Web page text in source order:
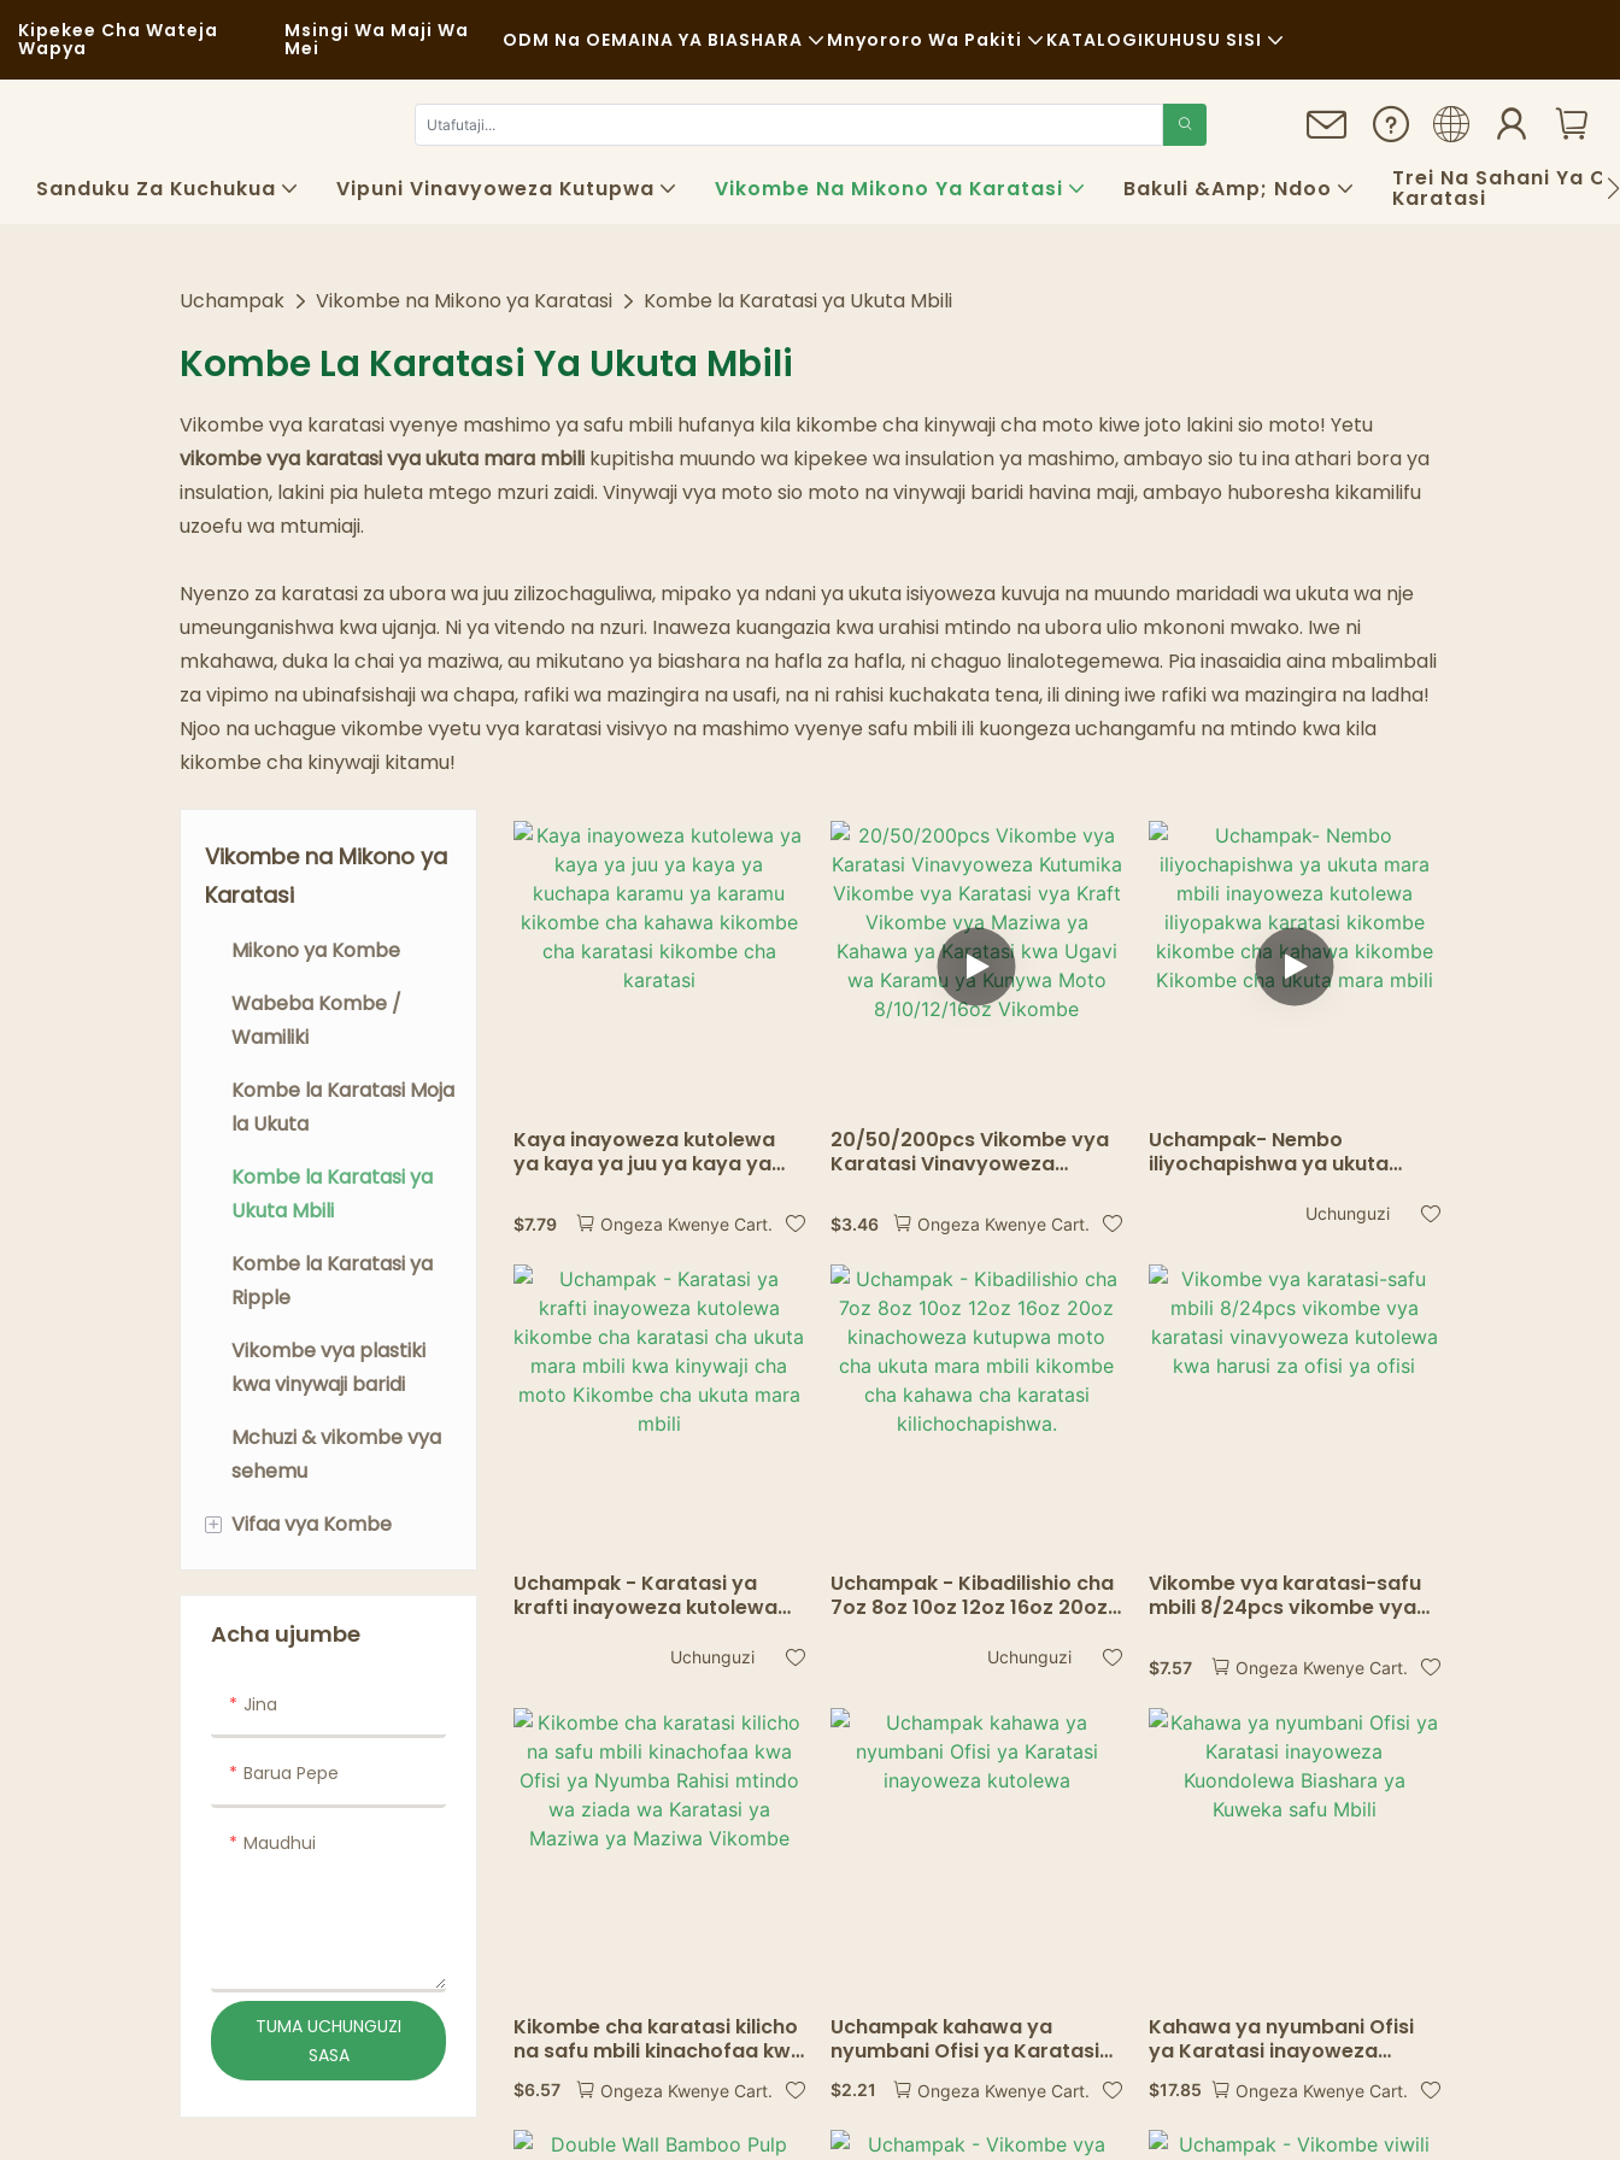
Kipekee Cha Wateja
Wapya
Msingi Wa Maji Wa
Mei ODM Na OEMAINA YA BIASHARA
Chakula Cha Haraka
Malori Ya Chakula
Duka La Mikate
Kijiko Chenye Mafuta
Mnyororo Wa Pakiti
Malighafi
KATALOGIKUHUSU SISI
Habari
Sanduku Za Kuchukua Vipuni Vinavyoweza Kutupwa Vikombe Na Mikono Ya Karatasi Bakuli &amp; Ndoo Trei Na Sahani Ya
Karatasi
Uchampak Vikombe na Mikono ya Karatasi Kombe la Karatasi ya Ukuta Mbili
Kombe La Karatasi Ya Ukuta Mbili
Vikombe vya karatasi vyenye mashimo ya safu mbili hufanya kila kikombe cha kinywaji cha moto kiwe joto lakini sio moto! Yetu
vikombe vya karatasi vya ukuta mara mbili kupitisha muundo wa kipekee wa insulation ya mashimo, ambayo sio tu ina athari bora ya
insulation, lakini pia huleta mtego mzuri zaidi. Vinywaji vya moto sio moto na vinywaji baridi havina maji, ambayo huboresha kikamilifu
uzoefu wa mtumiaji.
Nyenzo za karatasi za ubora wa juu zilizochaguliwa, mipako ya ndani ya ukuta isiyoweza kuvuja na muundo maridadi wa ukuta wa nje
umeunganishwa kwa ujanja. Ni ya vitendo na nzuri. Inaweza kuangazia kwa urahisi mtindo na ubora ulio mkononi mwako. Iwe ni
mkahawa, duka la chai ya maziwa, au mikutano ya biashara na hafla za hafla, ni chaguo linalotegemewa. Pia inasaidia aina mbalimbali
za vipimo na ubinafsishaji wa chapa, rafiki wa mazingira na usafi, na ni rahisi kuchakata tena, ili dining iwe rafiki wa mazingira na ladha!
Njoo na uchague vikombe vyetu vya karatasi visivyo na mashimo vyenye safu mbili ili kuongeza uchangamfu na mtindo kwa kila
kikombe cha kinywaji kitamu!
Kaya inayoweza kutolewa
ya kaya ya juu ya kaya ya
kikombe cha kahawa
kikombe cha karatasi
kikombe cha karatasi
$7.79 Ongeza Kwenye Cart.
20/50/200pcs Vikombe vya
Karatasi Vinavyoweza
Karatasi vya Kraft Vikombe
vya Maziwa ya Kahawa ya
Karatasi kwa Ugavi wa
Karamu ya Kunywa Moto
8/10/12/16oz Vikombe
$3.46 Ongeza Kwenye Cart.
Uchampak- Nembo
iliyochapishwa ya ukuta
kutolewa iliyopakwa
cha kahawa kikombe
Kikombe cha ukuta mara
mbili
Uchunguzi
Uchampak - Karatasi ya
krafti inayoweza kutolewa
ukuta mara mbili kwa
cha ukuta mara mbili
Uchunguzi
Uchampak - Kibadilishio cha
7oz 8oz 10oz 12oz 16oz 20oz
cha ukuta mara mbili
karatasi kilichochapishwa.
Uchunguzi
Vikombe vya karatasi-safu
mbili 8/24pcs vikombe vya
kutolewa kwa harusi za ofisi
ya ofisi
$7.57 Ongeza Kwenye Cart.
Kikombe cha karatasi kilicho
na safu mbili kinachofaa kwa
Ofisi ya Nyumba Rahisi
mtindo wa ziada wa
Karatasi ya Maziwa ya
Maziwa Vikombe
$6.57 Ongeza Kwenye Cart.
Uchampak kahawa ya
nyumbani Ofisi ya Karatasi
inayoweza kutolewa
$2.21 Ongeza Kwenye Cart.
Kahawa ya nyumbani Ofisi
ya Karatasi inayoweza
Kuondolewa Biashara ya
Kuweka safu Mbili
$17.85 Ongeza Kwenye Cart.
Vikombe na Mikono ya
Karatasi
Mikono ya Kombe
Wabeba Kombe /
Wamiliki
Kombe la Karatasi Moja
la Ukuta
Kombe la Karatasi ya
Ukuta Mbili
Kombe la Karatasi ya
Ripple
Vikombe vya plastiki
kwa vinywaji baridi
Mchuzi & vikombe vya
sehemu
+ Vifaa vya Kombe
Mirija ya Kombe
Vifuniko vya Kombe
vinavyoweza
Karatasi ya chujio
cha kahawa
Acha ujumbe
Jina
Barua Pepe
Maudhui
TUMA UCHUNGUZI
SASA